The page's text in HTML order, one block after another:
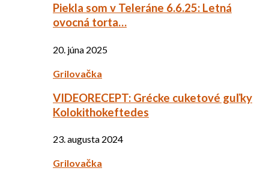
Piekla som v Teleráne 6.6.25: Letná
ovocná torta…
20. júna 2025
Grilovačka
VIDEORECEPT: Grécke cuketové guľky
Kolokithokeftedes
23. augusta 2024
Grilovačka